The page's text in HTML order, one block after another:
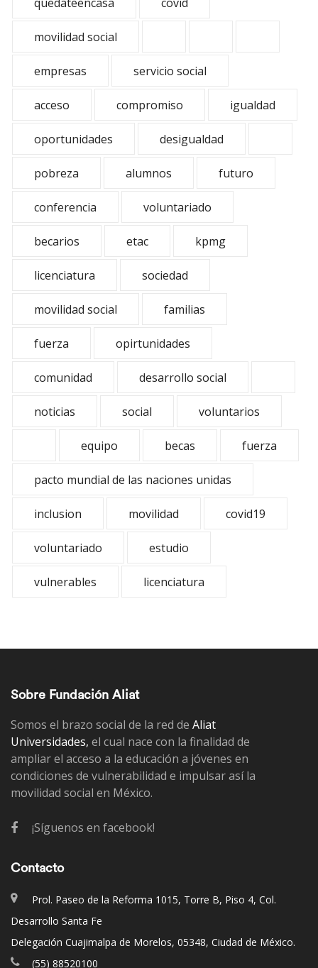
movilidad social
empresas servicio social
acceso compromiso igualdad
oportunidades desigualdad
pobreza alumnos futuro
conferencia voluntariado
becarios etac kpmg
licenciatura sociedad
movilidad social familias
fuerza opirtunidades
comunidad desarrollo social
noticias social voluntarios
equipo becas fuerza
pacto mundial de las naciones unidas
inclusion movilidad covid19
voluntariado estudio
vulnerables licenciatura
Sobre Fundación Aliat
Somos el brazo social de la red de Aliat
Universidades, el cual nace con la finalidad de
ampliar el acceso a la educación a jóvenes en
condiciones de vulnerabilidad e impulsar así la
movilidad social en México.
¡Síguenos en facebook!
Contacto
Prol. Paseo de la Reforma 1015, Torre B, Piso 4, Col.
Desarrollo Santa Fe
Delegación Cuajimalpa de Morelos, 05348, Ciudad de México.
(55) 88520100